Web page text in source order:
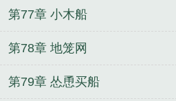
第77章 小木船
第78章 地笼网
第79章 怂恿买船